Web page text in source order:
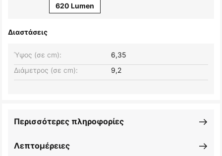
620 Lumen
Διαστάσεις
Ύψος (σε cm):
6,35
Διάμετρος (σε cm):
9,2
Λεπτομέρειες
Περισσότερες πληροφορίες